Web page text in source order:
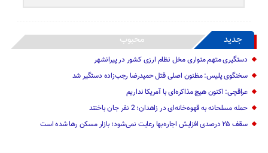
جدید محبوب
دستگیری متهم متواری مخل نظام ارزی کشور در پیرانشهر
سخنگوی پلیس: مظنون اصلی قتل حمیدرضا رجب‌زاده دستگیر شد
عراقچی: اکنون هیچ مذاکره‌ای با آمریکا نداریم
حمله مسلحانه به قهوه‌خانه‌ای در زاهدان؛ 2 نفر جان باختند
سقف ۲۵ درصدی افزایش اجاره‌بها رعایت نمی‌شود؛ بازار مسکن رها شده است